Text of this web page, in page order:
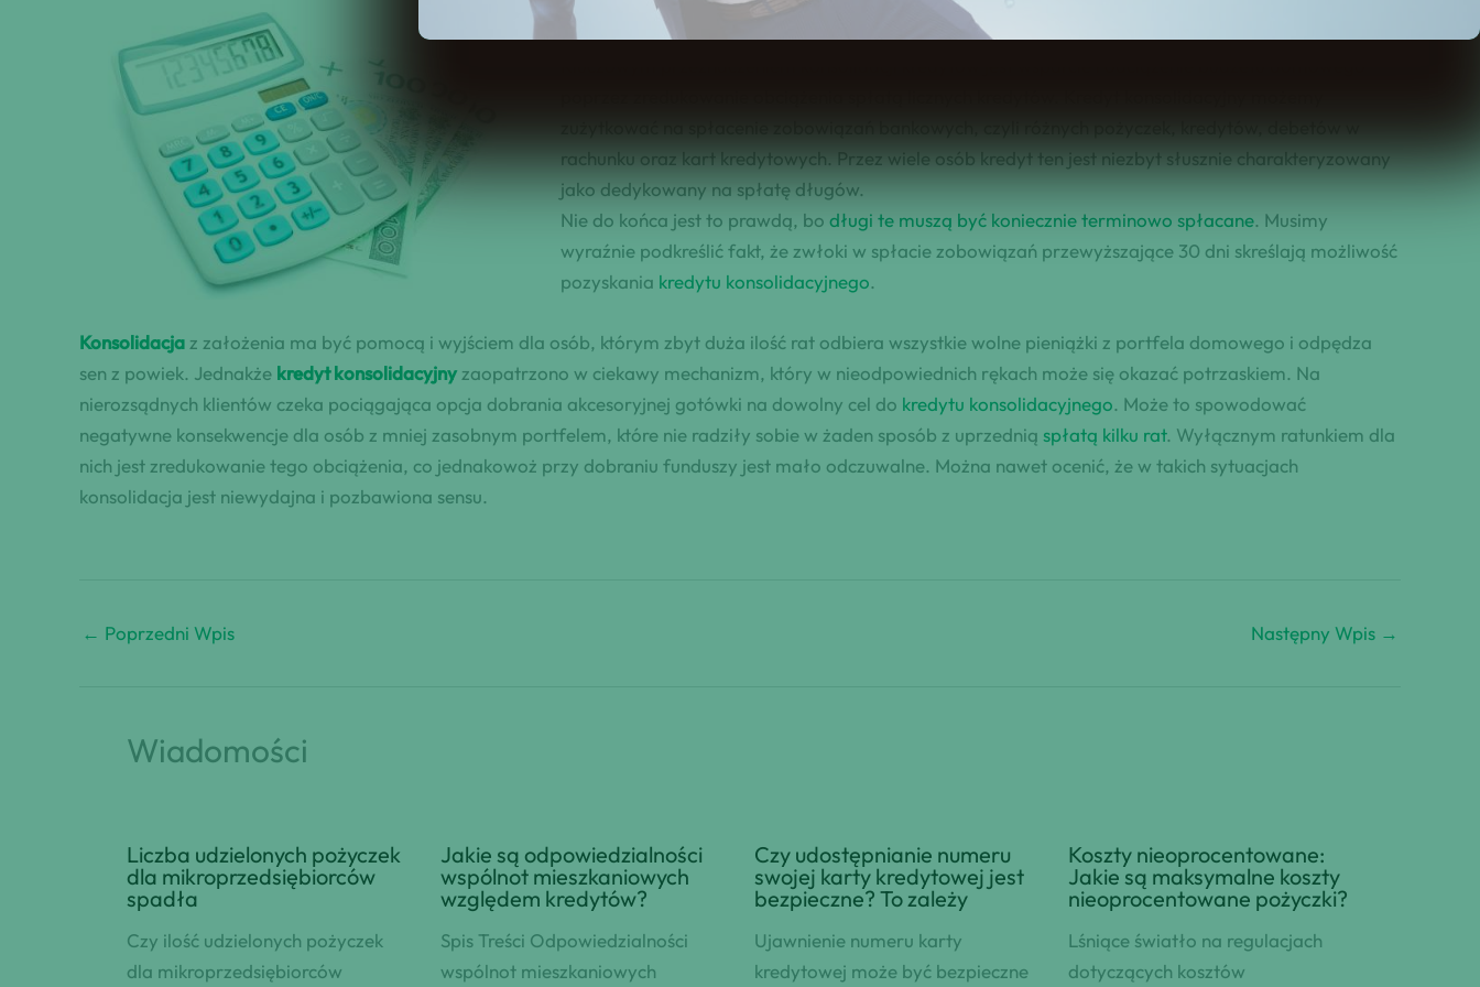
Kredyt konsolidacyjny – pomaga, czy szkodzi?
rachunku oraz kart kredytowych. Przez wiele osób kredyt ten jest niezbyt słusznie charakteryzowany
jako dedykowany na spłatę długów.
Nie do końca jest to prawdą, bo długi te muszą być koniecznie terminowo spłacane. Musimy
wyraźnie podkreślić fakt, że zwłoki w spłacie zobowiązań przewyższające 30 dni skreślają możliwość
pozyskania kredytu konsolidacyjnego.
Konsolidacja z założenia ma być pomocą i wyjściem dla osób, którym zbyt duża ilość rat odbiera wszystkie wolne pieniążki z portfela domowego i odpędza
sen z powiek. Jednakże kredyt konsolidacyjnyzaopatrzono w ciekawy mechanizm, który w nieodpowiednich rękach może się okazać potrzaskiem. Na
nierozsądnych klientów czeka pociągająca opcja dobrania akcesoryjnej gotówki na dowolny cel do kredytu konsolidacyjnego. Może to spowodować
negatywne konsekwencje dla osób z mniej zasobnym portfelem, które nie radziły sobie w żaden sposób z uprzednią spłatą kilku rat. Wyłącznym ratunkiem dla
nich jest zredukowanie tego obciążenia, co jednakowoż przy dobraniu funduszy jest mało odczuwalne. Można nawet ocenić, że w takich sytuacjach
konsolidacja jest niewydajna i pozbawiona sensu.
← Poprzedni Wpis Następny Wpis →
Wiadomości
Liczba udzielonych pożyczek
dla mikroprzedsiębiorców
spadła
Czy ilość udzielonych pożyczek
dla mikroprzedsiębiorców
Jakie są odpowiedzialności
wspólnot mieszkaniowych
względem kredytów?
Spis Treści Odpowiedzialności
wspólnot mieszkaniowych
Czy udostępnianie numeru
swojej karty kredytowej jest
bezpieczne? To zależy
Ujawnienie numeru karty
kredytowej może być bezpieczne
Koszty nieoprocentowane:
Jakie są maksymalne koszty
nieoprocentowane pożyczki?
Lśniące światło na regulacjach
dotyczących kosztów